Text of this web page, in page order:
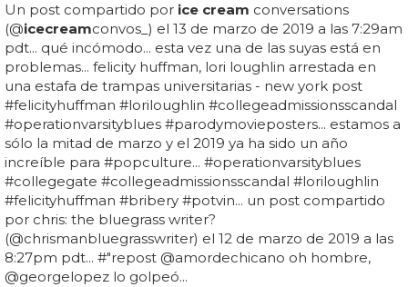
Un post compartido por ice cream conversations
(@icecreamconvos_) el 13 de marzo de 2019 a las 7:29am
pdt... qué incómodo... esta vez una de las suyas está en
problemas... felicity huffman, lori loughlin arrestada en
una estafa de trampas universitarias - new york post
#felicityhuffman #loriloughlin #collegeadmissionsscandal
#operationvarsityblues #parodymovieposters... estamos a
sólo la mitad de marzo y el 2019 ya ha sido un año
increíble para #popculture... #operationvarsityblues
#collegegate #collegeadmissionsscandal #loriloughlin
#felicityhuffman #bribery #potvin... un post compartido
por chris: the bluegrass writer?
(@chrismanbluegrasswriter) el 12 de marzo de 2019 a las
8:27pm pdt... #"repost @amordechicano oh hombre,
@georgelopez lo golpeó...